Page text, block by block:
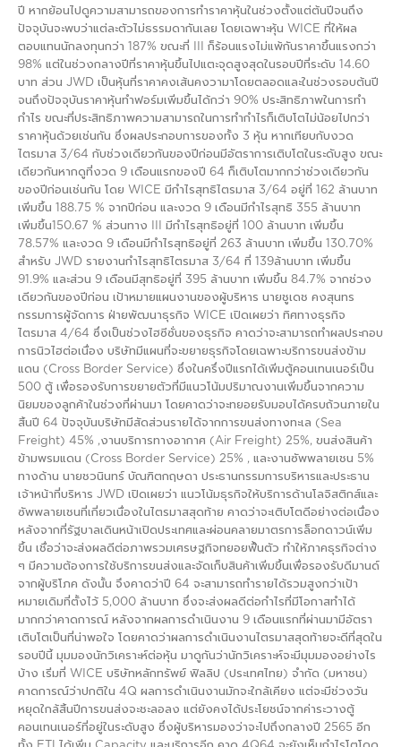
ปี หากย้อนไปดูความสามารถของการทำราคาหุ้นในช่วงตั้งแต่ต้นปีจนถึง
ปัจจุบันจะพบว่าแต่ละตัวไม่ธรรมดากันเลย โดยเฉพาะหุ้น WICE ที่ให้ผล
ตอบแทนนักลงทุนกว่า 187% ขณะที่ III ก็ร้อนแรงไม่แพ้กันราคาขึ้นแรงกว่า
98% แต่ในช่วงกลางปีที่ราคาหุ้นขึ้นไปแตะจุดสูงสุดในรอบปีที่ระดับ 14.60
บาท ส่วน JWD เป็นหุ้นที่ราคาคงเส้นคงวามาโดยตลอดและในช่วงรอบต้นปี
จนถึงปัจจุบันราคาหุ้นทำฟอร์มเพิ่มขึ้นได้กว่า 90% ประสิทธิภาพในการทำ
กำไร ขณะที่ประสิทธิภาพความสามารถในการทำกำไรก็เติบโตไม่น้อยไปกว่า
ราคาหุ้นด้วยเช่นกัน ซึ่งผลประกอบการของทั้ง 3 หุ้น หากเทียบกับงวด
ไตรมาส 3/64 กับช่วงเดียวกันของปีก่อนมีอัตราการเติบโตในระดับสูง ขณะ
เดียวกันหากดูที่งวด 9 เดือนแรกของปี 64 ก็เติบโตมากกว่าช่วงเดียวกัน
ของปีก่อนเช่นกัน โดย WICE มีกำไรสุทธิไตรมาส 3/64 อยู่ที่ 162 ล้านบาท
เพิ่มขึ้น 188.75 % จากปีก่อน และงวด 9 เดือนมีกำไรสุทธิ 355 ล้านบาท
เพิ่มขึ้น150.67 % ส่วนทาง III มีกำไรสุทธิอยู่ที่ 100 ล้านบาท เพิ่มขึ้น
78.57% และงวด 9 เดือนมีกำไรสุทธิอยู่ที่ 263 ล้านบาท เพิ่มขึ้น 130.70%
สำหรับ JWD รายงานกำไรสุทธิไตรมาส 3/64 ที่ 139ล้านบาท เพิ่มขึ้น
91.9% และส่วน 9 เดือนมีสุทธิอยู่ที่ 395 ล้านบาท เพิ่มขึ้น 84.7% จากช่วง
เดียวกันของปีก่อน เป้าหมายแผนงานของผู้บริหาร นายชูเดช คงสุนทร
กรรมการผู้จัดการ ฝ่ายพัฒนาธุรกิจ WICE เปิดเผยว่า ทิศทางธุรกิจ
ไตรมาส 4/64 ซึ่งเป็นช่วงไฮซีซั่นของธุรกิจ คาดว่าจะสามารถทำผลประกอบ
การนิวไฮต่อเนื่อง บริษัทมีแผนที่จะขยายธุรกิจโดยเฉพาะบริการขนส่งข้าม
แดน (Cross Border Service) ซึ่งในครึ่งปีแรกได้เพิ่มตู้คอนเทนเนอร์เป็น
500 ตู้ เพื่อรองรับการขยายตัวที่มีแนวโน้มปริมาณงานเพิ่มขึ้นจากความ
นิยมของลูกค้าในช่วงที่ผ่านมา โดยคาดว่าจะทยอยรับมอบได้ครบถ้วนภายใน
สิ้นปี 64 ปัจจุบันบริษัทมีสัดส่วนรายได้จากการขนส่งทางทะเล (Sea
Freight) 45% ,งานบริการทางอากาศ (Air Freight) 25%, ขนส่งสินค้า
ข้ามพรมแดน (Cross Border Service) 25% , และงานซัพพลายเชน 5%
ทางด้าน นายชวนินทร์ บัณฑิตกฤษดา ประธานกรรมการบริหารและประธาน
เจ้าหน้าที่บริหาร JWD เปิดเผยว่า แนวโน้มธุรกิจให้บริการด้านโลจิสติกส์และ
ซัพพลายเชนที่เกี่ยวเนื่องในไตรมาสสุดท้าย คาดว่าจะเติบโตดีอย่างต่อเนื่อง
หลังจากที่รัฐบาลเดินหน้าเปิดประเทศและผ่อนคลายมาตรการล็อกดาวน์เพิ่ม
ขึ้น เชื่อว่าจะส่งผลดีต่อภาพรวมเศรษฐกิจทยอยฟื้นตัว ทำให้ภาคธุรกิจต่าง
ๆ มีความต้องการใช้บริการขนส่งและจัดเก็บสินค้าเพิ่มขึ้นเพื่อรองรับดีมานด์
จากผู้บริโภค ดังนั้น จึงคาดว่าปี 64 จะสามารถทำรายได้รวมสูงกว่าเป้า
หมายเดิมที่ตั้งไว้ 5,000 ล้านบาท ซึ่งจะส่งผลดีต่อกำไรที่มีโอกาสทำได้
มากกว่าคาดการณ์ หลังจากผลการดำเนินงาน 9 เดือนแรกที่ผ่านมามีอัตรา
เติบโตเป็นที่น่าพอใจ โดยคาดว่าผลการดำเนินงานไตรมาสสุดท้ายจะดีที่สุดใน
รอบปีนี้ มุมมองนักวิเคราะห์ต่อหุ้น มาดูกันว่านักวิเคราะห์จะมีมุมมองอย่างไร
บ้าง เริ่มที่ WICE บริษัทหลักทรัพย์ ฟิลลิป (ประเทศไทย) จำกัด (มหาชน)
คาดการณ์ว่าปกติใน 4Q ผลการดำเนินงานมักจะใกล้เคียง แต่จะมีช่วงวัน
หยุดใกล้สิ้นปีการขนส่งจะชะลอลง แต่ยังคงได้ประโยชน์จากค่าระวางตู้
คอนเทนเนอร์ที่อยู่ในระดับสูง ซึ่งผู้บริหารมองว่าจะไปถึงกลางปี 2565 อีก